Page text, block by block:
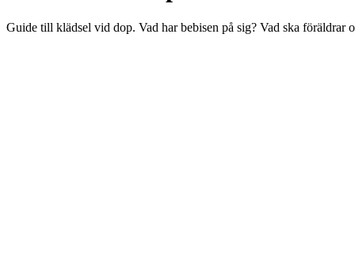
Guide till klädsel vid dop. Vad har bebisen på sig? Vad ska